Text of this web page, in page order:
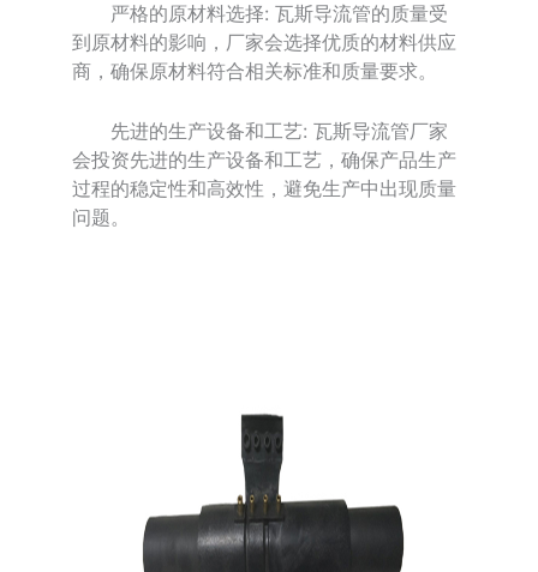
严格的原材料选择: 瓦斯导流管的质量受
到原材料的影响，厂家会选择优质的材料供应
商，确保原材料符合相关标准和质量要求。
先进的生产设备和工艺: 瓦斯导流管厂家
会投资先进的生产设备和工艺，确保产品生产
过程的稳定性和高效性，避免生产中出现质量
问题。